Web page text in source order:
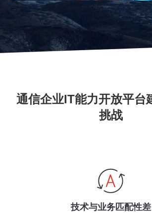
通信企业IT能力开放平台
挑战
技术与业务匹配性差